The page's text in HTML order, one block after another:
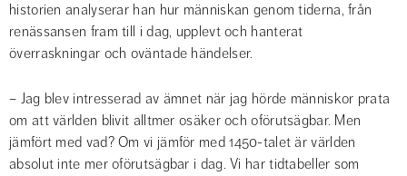
historien analyserar han hur människan genom tiderna, från
renässansen fram till i dag, upplevt och hanterat
överraskningar och oväntade händelser.
– Jag blev intresserad av ämnet när jag hörde människor prata
om att världen blivit alltmer osäker och oförutsägbar. Men
jämfört med vad? Om vi jämför med 1450-talet är världen
absolut inte mer oförutsägbar i dag. Vi har tidtabeller som